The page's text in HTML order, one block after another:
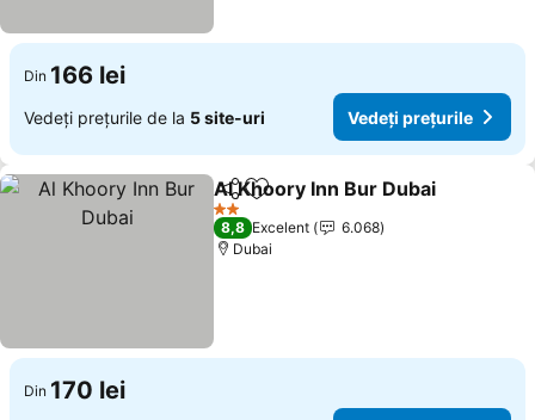
Din 166 lei
Vedeți prețurile de la 5 site-uri Vedeți prețurile
DistribuițiAdăugaţi la favorite
Al Khoory Inn Bur Dubai
2 Stele
8,8 Excelent
6.068
Dubai
Din 170 lei